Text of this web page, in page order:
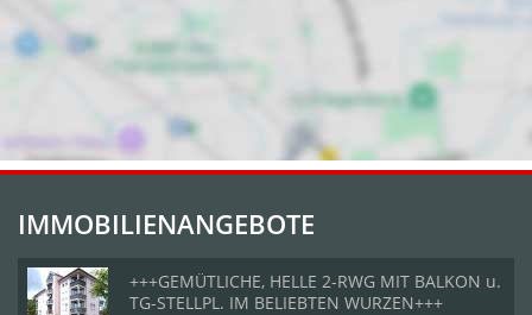
IMMOBILIENANGEBOTE
+++GEMÜTLICHE, HELLE 2-RWG MIT BALKON u.
TG-STELLPL. IM BELIEBTEN WURZEN+++